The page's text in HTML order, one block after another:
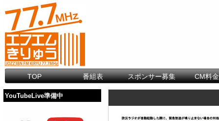
TOP 番組表 スポンサー募集 CM料
YouTubeLive準備中